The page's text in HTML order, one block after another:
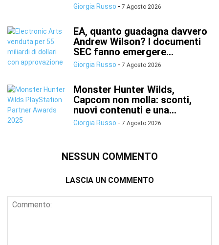
Giorgia Russo - 7 Agosto 2026
EA, quanto guadagna davvero
Andrew Wilson? I documenti
SEC fanno emergere...
Giorgia Russo - 7 Agosto 2026
Monster Hunter Wilds,
Capcom non molla: sconti,
nuovi contenuti e una...
Giorgia Russo - 7 Agosto 2026
NESSUN COMMENTO
LASCIA UN COMMENTO